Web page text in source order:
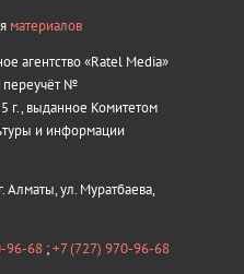
материалов
агентство «Ratel Media»
переучёт №
г., выданное Комитетом
и информации
Алматы, ул. Муратбаева,
96-68 ;+7 (727) 970-96-68